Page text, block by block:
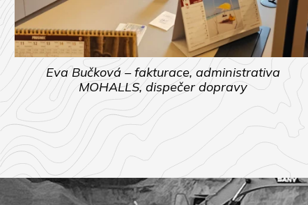
Eva Bučková – fakturace, administrativa
MOHALLS, dispečer dopravy